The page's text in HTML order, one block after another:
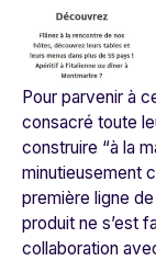
Pour parvenir à
consacré toute
construire “à la
minutieusement
première ligne
produit ne s’est
collaboration